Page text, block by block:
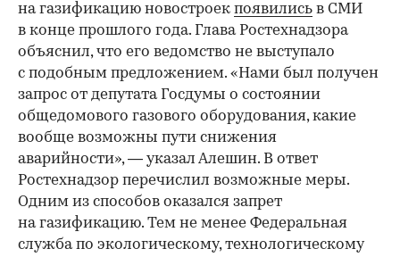
на газификацию новостроек появились в СМИ
в конце прошлого года. Глава Ростехнадзора
объяснил, что его ведомство не выступало
с подобным предложением. «Нами был получен
запрос от депутата Госдумы о состоянии
общедомового газового оборудования, какие
вообще возможны пути снижения
аварийности», — указал Алешин. В ответ
Ростехнадзор перечислил возможные меры.
Одним из способов оказался запрет
на газификацию. Тем не менее Федеральная
служба по экологическому, технологическому